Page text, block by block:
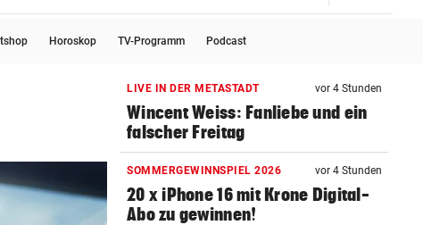
Horoskop TV-Programm Podcast
LIVE IN DER METASTADT vor 4 Stunden
Wincent Weiss: Fanliebe und ein
falscher Freitag
SOMMERGEWINNSPIEL 2026 vor 4 Stunden
20 x iPhone 16 mit Krone Digital-
Abo zu gewinnen!